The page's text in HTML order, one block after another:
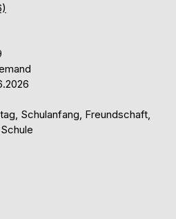
Schulanfang, Freundschaft,